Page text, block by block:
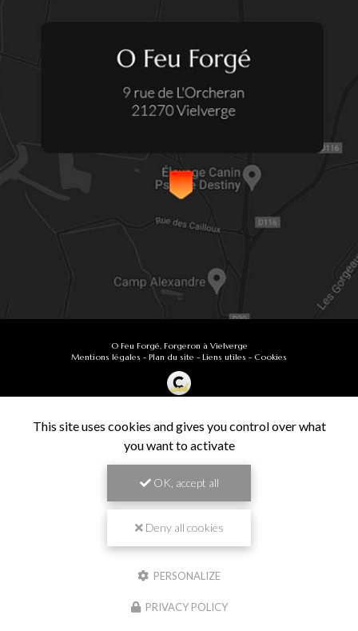
O Feu Forgé, Forgeron à Vielverge
Mentions légales - Plan du site - Liens utiles - Cookies
Secteur -En savoir +
9.9/10
VÉRIFIÉ
This site uses cookies and gives you control over what
you want to activate
OK, accept all
Deny all cookies
PERSONALIZE
PRIVACY POLICY